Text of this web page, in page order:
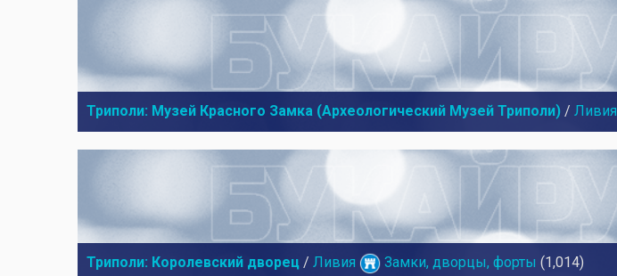
Триполи: Музей Красного Замка (Археологический Музей Триполи) / Ливия
Триполи: Королевский дворец / Ливия Замки, дворцы, форты (1,014)